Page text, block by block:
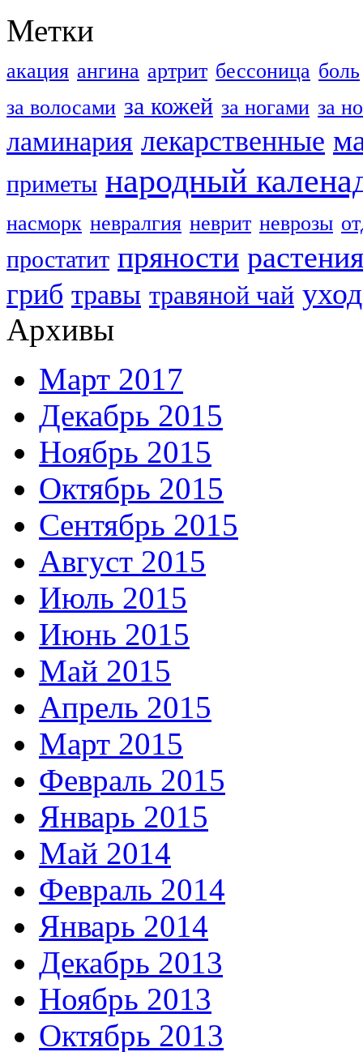
Метки
акация ангина артрит бессоница боль
за волосами за кожей за ногами за
ламинария лекарственные
приметы народный
насморк невралгия неврит неврозы
простатит пряности растения
гриб травы травяной чай уход
Архивы
Март 2017
Декабрь 2015
Ноябрь 2015
Октябрь 2015
Сентябрь 2015
Август 2015
Июль 2015
Июнь 2015
Май 2015
Апрель 2015
Март 2015
Февраль 2015
Январь 2015
Май 2014
Февраль 2014
Январь 2014
Декабрь 2013
Ноябрь 2013
Октябрь 2013